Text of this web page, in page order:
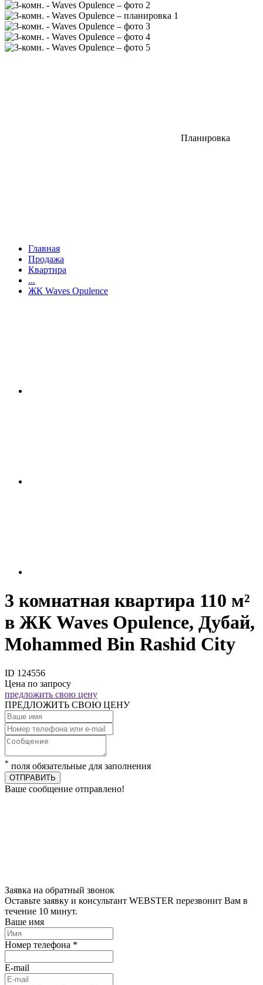
Планировка
Главная
Продажа
Квартира
...
ЖК Waves Opulence
3 комнатная квартира 110 м²
в ЖК Waves Opulence, Дубай,
Mohammed Bin Rashid City
ID 124556
Цена по запросу
предложить свою цену
ПРЕДЛОЖИТЬ СВОЮ ЦЕНУ
* поля обязательные для заполнения
ОТПРАВИТЬ
Ваше сообщение отправлено!
Заявка на обратный звонок
Оставьте заявку и консультант WEBSTER перезвонит Вам в
течение 10 минут.
Ваше имя
Номер телефона *
E-mail